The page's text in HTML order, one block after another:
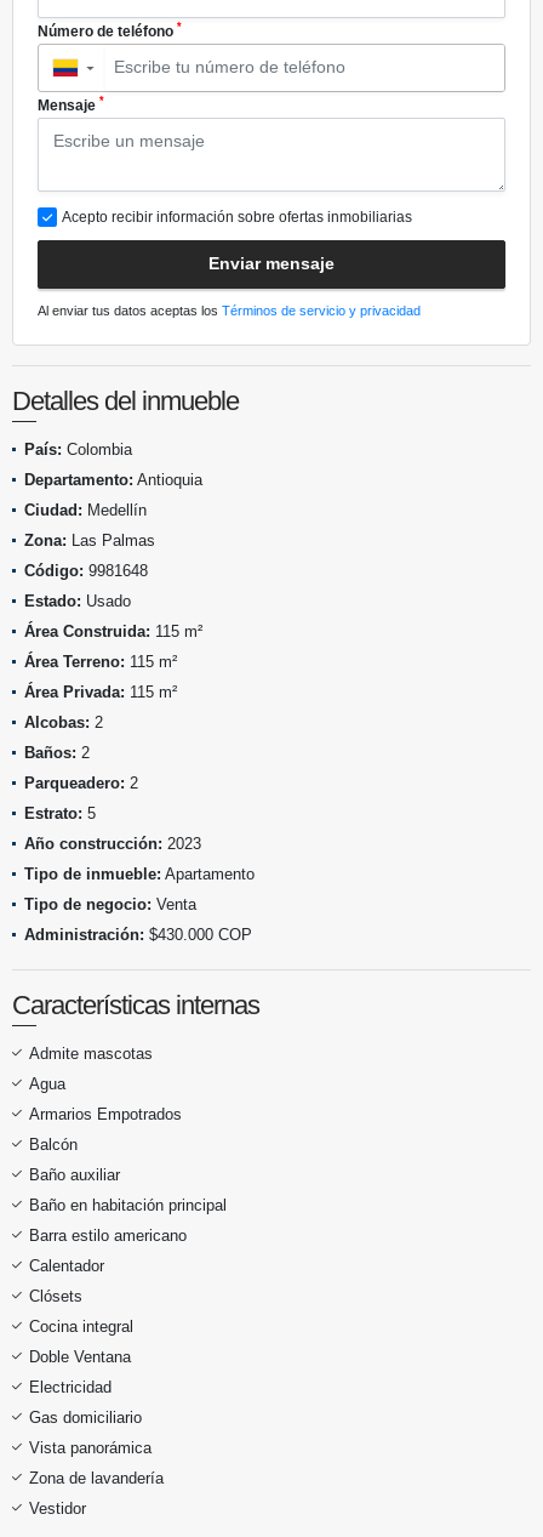
Número de teléfono *
▼
Mensaje *
Acepto recibir información sobre ofertas inmobiliarias
Enviar mensaje
Al enviar tus datos aceptas los Términos de servicio y privacidad
Detalles del inmueble
País: Colombia
Departamento: Antioquia
Ciudad: Medellín
Zona: Las Palmas
Código: 9981648
Estado: Usado
Área Construida: 115 m²
Área Terreno: 115 m²
Área Privada: 115 m²
Alcobas: 2
Baños: 2
Parqueadero: 2
Estrato: 5
Año construcción: 2023
Tipo de inmueble: Apartamento
Tipo de negocio: Venta
Administración: $430.000 COP
Características internas
Admite mascotas
Agua
Armarios Empotrados
Balcón
Baño auxiliar
Baño en habitación principal
Barra estilo americano
Calentador
Clósets
Cocina integral
Doble Ventana
Electricidad
Gas domiciliario
Vista panorámica
Zona de lavandería
Vestidor